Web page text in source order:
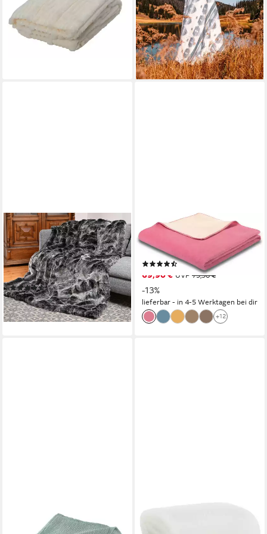
Ivory Elfenbein
27,79 €
lieferbar - in 3-4 Werktagen bei dir
130x200cm, Made in EU aus
100% Schurwolle
149,00 € UVP179,00 €
-17%
lieferbar - in 2-3 Werktagen bei dir
WOHNEN UND ACCESSOIRES
GMBH & CO. KG
Wohndecke Felldecke
(Kunstfell) "Alaska Wolf"
Premium superfein, Pelzoptik
(6)
ab 293,90 €
lieferbar - in 2-3 Werktagen bei dir
BIEDERLACK
Wohndecke Doubleface, mit
geketteltem Zierstich
(10)
69,90 € UVP 79,90 €
-13%
lieferbar - in 4-5 Werktagen bei dir
+12
Gruen, Sommer Geschenke
LORI, Sesseldecke